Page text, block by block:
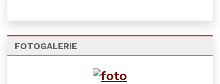
FOTOGALERIE